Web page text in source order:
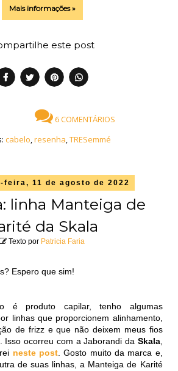
Mais informações »
este post
6 COMENTÁRIOS
cabelo,resenha,TRESemmé
feira, 11 de agosto de 2022
linha Manteiga de
da Skala
Texto por Patricia Faria
Espero que sim!
é produto capilar, tenho algumas
linhas que proporcionem alinhamento,
de frizz e que não deixem meus fios
Isso ocorreu com a Jaborandi da Skala,
neste post . Gosto muito da marca e,
de suas linhas, a Manteiga de Karité